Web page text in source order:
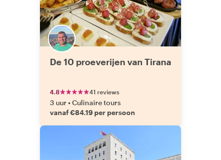
De 10 proeverijen van Tirana
4.8 41 reviews
3 uur •Culinaire tours
vanaf €84.19 per persoon